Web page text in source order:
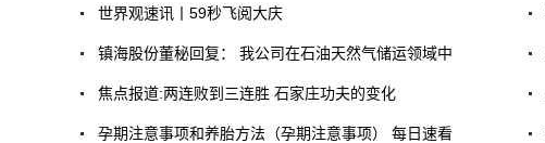
世界观速讯丨59秒飞阅大庆
镇海股份董秘回复： 我公司在石油天然气储运领域中
焦点报道:两连败到三连胜 石家庄功夫的变化
孕期注意事项和养胎方法（孕期注意事项） 每日速看